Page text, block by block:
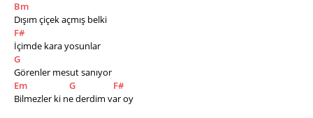
Bm
Dışım çiçek açmış belki
F#
İçimde kara yosunlar
G
Görenler mesut sanıyor
Em
G
F#
Bilmezler ki ne derdim var oy